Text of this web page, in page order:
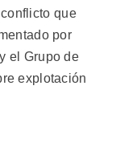
que
por
el Grupo de
explotación